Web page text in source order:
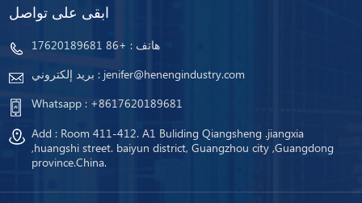
ابقى على تواصل
هاتف : +86 17620189681
بريد إلكتروني : jenifer@henengindustry.com
Whatsapp : +8617620189681
Add : Room 411-412. A1 Buliding Qiangsheng .jiangxia
,huangshi street. baiyun district, Guangzhou city ,Guangdong
province.China.